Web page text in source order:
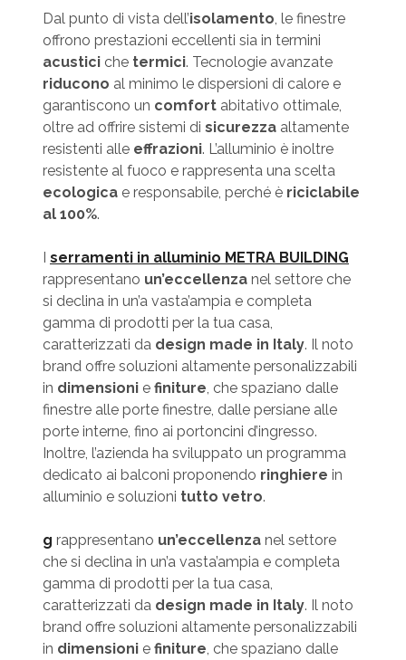
Dal punto di vista dell’isolamento , le finestre
offrono prestazioni eccellenti sia in termini
acusticiche termici. Tecnologie avanzate
riducono al minimo le dispersioni di calore e
garantiscono un comfort abitativo ottimale,
oltre ad offrire sistemi di sicurezzaaltamente
resistenti alleeffrazioni. L’alluminio è inoltre
resistente al fuoco e rappresenta una scelta
ecologicae responsabile, perché è riciclabile
al 100%.
I serramenti in alluminio METRA BUILDING
rappresentano un’eccellenza nel settore che
si declina in un’a vasta’ampia e completa
gamma di prodotti per la tua casa,
caratterizzati da design made in Italy. Il noto
brand offre soluzioni altamente personalizzabili
in dimensionie finiture , che spaziano dalle
finestre alle porte finestre, dalle persiane alle
porte interne, fino ai portoncini d’ingresso.
Inoltre, l’azienda ha sviluppato un programma
dedicato ai balconi proponendo ringhiere in
alluminio e soluzioni tutto vetro.
g rappresentano un’eccellenza nel settore
che si declina in un’a vasta’ampia e completa
gamma di prodotti per la tua casa,
caratterizzati da design made in Italy. Il noto
brand offre soluzioni altamente personalizzabili
in dimensionie finiture , che spaziano dalle